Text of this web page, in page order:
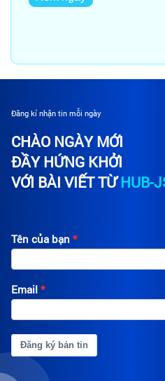
Đăng kí nhận tin mỗi ngày
CHÀO NGÀY MỚI
ĐẦY HỨNG KHỞI
VỚI BÀI VIẾT TỪHUB-
Tên của bạn
Email
Đăng ký bản tin